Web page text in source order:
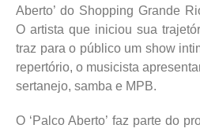
Aberto’ do Shopping Grande
O artista que iniciou sua
traz para o público um show
repertório, o musicista
sertanejo, samba e MPB.
O ‘Palco Aberto’ faz parte do